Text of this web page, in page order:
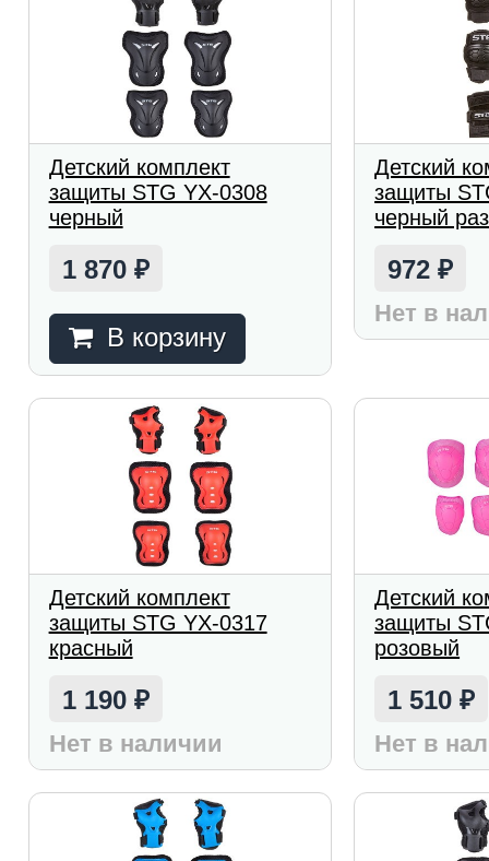
Детский комплект
защиты STG YX-0308
черный
1 870 ₽
В корзину
Детский
защиты
черный
972₽
Нет в
Детский комплект
защиты STG YX-0317
красный
1 190 ₽
Нет в наличии
Детский
защиты
розовый
1 510₽
Нет в